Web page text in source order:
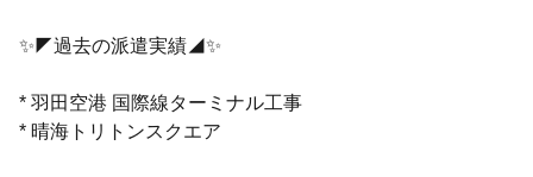
✨◤過去の派遣実績◢✨
* 羽田空港 国際線ターミナル工事
* 晴海トリトンスクエア